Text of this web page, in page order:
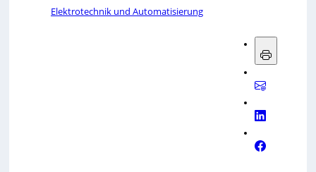
Elektrotechnik und Automatisierung